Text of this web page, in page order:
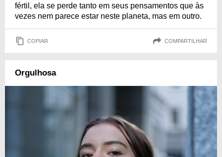
fértil, ela se perde tanto em seus pensamentos que às
vezes nem parece estar neste planeta, mas em outro.
COPIAR COMPARTILHAR
Orgulhosa